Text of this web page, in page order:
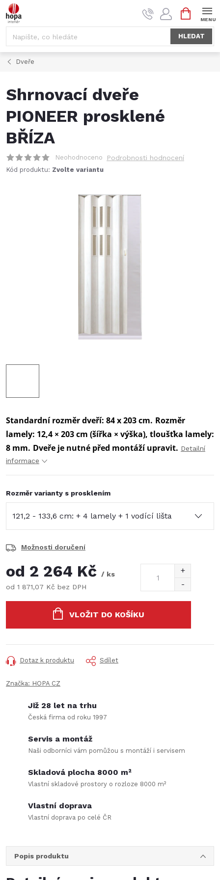
Přejít
na
HLEDAT
NÁKUPNÍ
KOŠÍK
Dveře
Shrnovací dveře
PIONEER prosklené
BŘÍZA
Neohodnoceno Podrobnosti hodnocení
Kód produktu: Zvolte variantu
Standardní rozměr dveří: 84 x 203 cm. Rozměr
lamely: 12,4 × 203 cm (šířka × výška), tloušťka lamely:
8 mm. Dveře je nutné před montáží upravit. Detailní
informace
Rozměr varianty s prosklením
Možnosti doručení
od 2 264 Kč
/ ks
od 1 871,07 Kč bez DPH
VLOŽIT DO KOŠÍKU
Dotaz k produktu Sdílet
Značka: HOPA CZ
Již 28 let na trhu
Česká firma od roku 1997
Servis a montáž
Naši odborníci vám pomůžou s montáží i servisem
Skladová plocha 8000 m²
Vlastní skladové prostory o rozloze 8000 m²
Vlastní doprava
Vlastní doprava po celé ČR
Popis produktu